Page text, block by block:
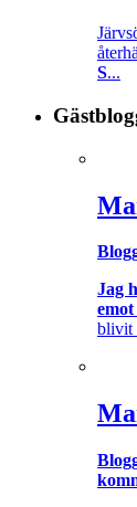
S...
Jag
blivit